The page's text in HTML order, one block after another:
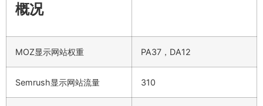
概况
MOZ显示网站权重 PA37，DA12
Semrush显示网站流量 310